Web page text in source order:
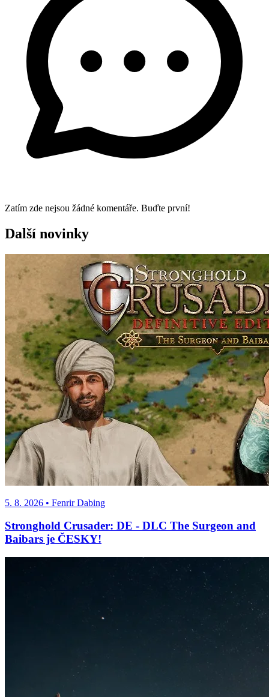
Zatím zde nejsou žádné komentáře. Buďte první!
Další novinky
5. 8. 2026 • Fenrir Dabing
Stronghold Crusader: DE - DLC The Surgeon and
Baibars je ČESKY!